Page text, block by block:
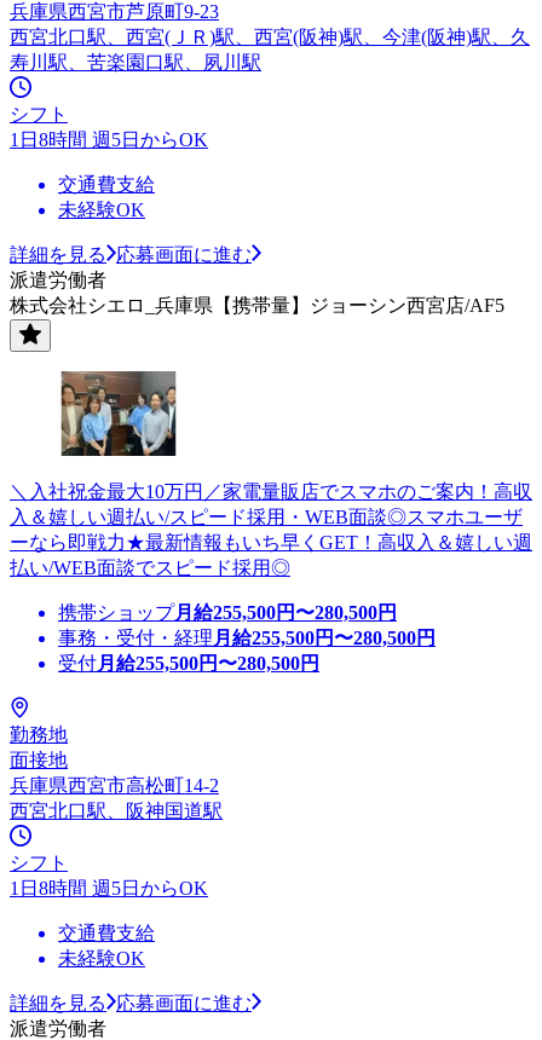
兵庫県西宮市芦原町9-23
西宮北口駅、西宮(ＪＲ)駅、西宮(阪神)駅、今津(阪神)駅、久
寿川駅、苦楽園口駅、夙川駅
シフト
1日8時間 週5日からOK
交通費支給
未経験OK
詳細を見る
応募画面に進む
派遣労働者
株式会社シエロ_兵庫県【携帯量】ジョーシン西宮店/AF5
＼入社祝金最大10万円／家電量販店でスマホのご案内！高収
入＆嬉しい週払い/スピード採用・WEB面談◎スマホユーザ
ーなら即戦力★最新情報もいち早くGET！高収入＆嬉しい週
払い/WEB面談でスピード採用◎
携帯ショップ月給255,500円〜280,500円
事務・受付・経理 月給255,500円〜280,500円
受付月給255,500円〜280,500円
勤務地
面接地
兵庫県西宮市高松町14-2
西宮北口駅、阪神国道駅
シフト
1日8時間 週5日からOK
交通費支給
未経験OK
詳細を見る
応募画面に進む
派遣労働者